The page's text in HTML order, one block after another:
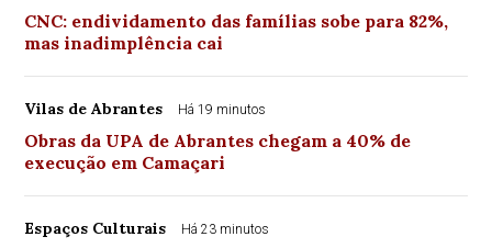
CNC: endividamento das famílias sobe para 82%,
mas inadimplência cai
Vilas de Abrantes Há 19 minutos
Obras da UPA de Abrantes chegam a 40% de
execução em Camaçari
Espaços Culturais Há 23 minutos